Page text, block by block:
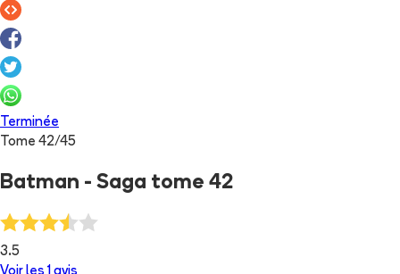
Terminée
Tome 42/45
Batman - Saga tome 42
3.5